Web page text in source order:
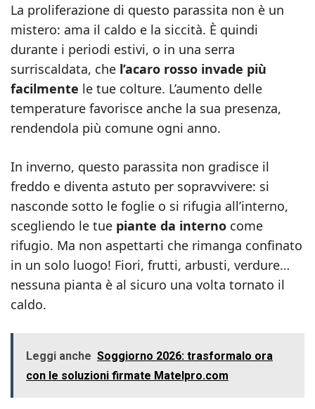
La proliferazione di questo parassita non è un
mistero: ama il caldo e la siccità. È quindi
durante i periodi estivi, o in una serra
surriscaldata, che l’acaro rosso invade più
facilmente le tue colture. L’aumento delle
temperature favorisce anche la sua presenza,
rendendola più comune ogni anno.
In inverno, questo parassita non gradisce il
freddo e diventa astuto per sopravvivere: si
nasconde sotto le foglie o si rifugia all’interno,
scegliendo le tue piante da interno come
rifugio. Ma non aspettarti che rimanga confinato
in un solo luogo! Fiori, frutti, arbusti, verdure…
nessuna pianta è al sicuro una volta tornato il
caldo.
Leggi anche Soggiorno 2026: trasformalo ora
con le soluzioni firmate Matelpro.com